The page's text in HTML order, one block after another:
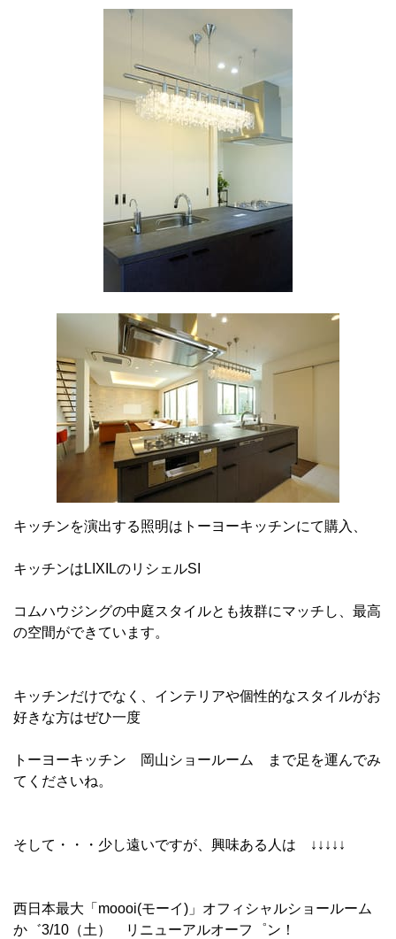
キッチンを演出する照明はトーヨーキッチンにて購入、
キッチンはLIXILのリシェルSI
コムハウジングの中庭スタイルとも抜群にマッチし、最高
の空間ができています。
キッチンだけでなく、インテリアや個性的なスタイルがお
好きな方はぜひ一度
トーヨーキッチン 岡山ショールーム まで足を運んでみ
てくださいね。
そして・・・少し遠いですが、興味ある人は ↓↓↓↓↓
西日本最大「moooi(モーイ)」オフィシャルショールーム
か゛3/10（土） リニューアルオーフ゜ン！